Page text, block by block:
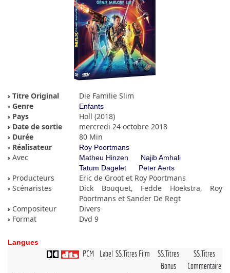
Titre Original
Die Familie Slim
Genre
Enfants
Pays
Holl (2018)
Date de sortie
mercredi 24 octobre 2018
Durée
80 Min
Réalisateur
Roy Poortmans
Avec Matheu Hinzen
Najib Amhali
Tatum Dagelet
Peter Aerts
Producteurs
Eric de Groot et Roy Poortmans
Scénaristes
Dick Bouquet, Fedde Hoekstra, Roy
Poortmans et Sander De Regt
Compositeur
Divers
Format
Dvd 9
Langues
PCM Label SS.Titres Film
SS.Titres
Bonus
SS.Titres
Commentaire